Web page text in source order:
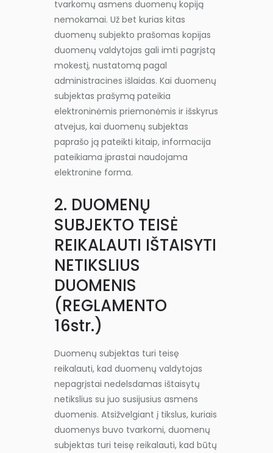
tvarkomų asmens duomenų kopiją
nemokamai. Už bet kurias kitas
duomenų subjekto prašomas kopijas
duomenų valdytojas gali imti pagrįstą
mokestį, nustatomą pagal
administracines išlaidas. Kai duomenų
subjektas prašymą pateikia
elektroninėmis priemonėmis ir išskyrus
atvejus, kai duomenų subjektas
paprašo ją pateikti kitaip, informacija
pateikiama įprastai naudojama
elektronine forma.
2. DUOMENŲ
SUBJEKTO TEISĖ
REIKALAUTI IŠTAISYTI
NETIKSLIUS
DUOMENIS
(REGLAMENTO
16str.)
Duomenų subjektas turi teisę
reikalauti, kad duomenų valdytojas
nepagrįstai nedelsdamas ištaisytų
netikslius su juo susijusius asmens
duomenis. Atsižvelgiant į tikslus, kuriais
duomenys buvo tvarkomi, duomenų
subjektas turi teisę reikalauti, kad būtų